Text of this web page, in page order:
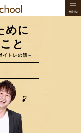
めに
と
イトレの話－